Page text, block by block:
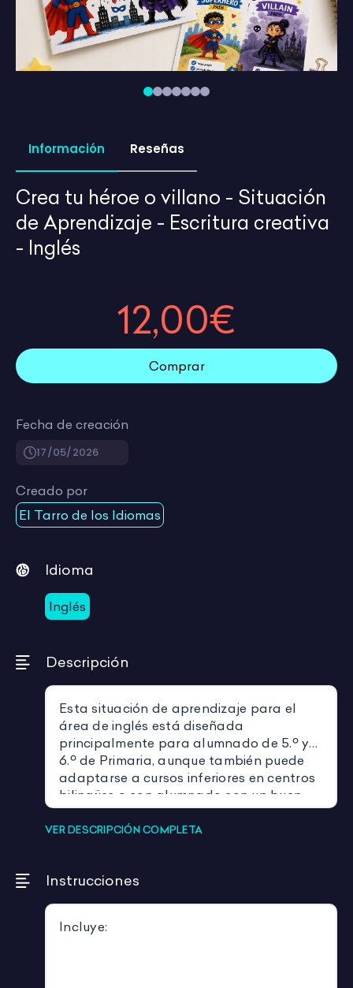
Información Reseñas
Crea tu héroe o villano - Situación
de Aprendizaje - Escritura creativa
- Inglés
Fecha de creación
17/05/2026
Creado por
El Tarro de los Idiomas
Idioma
Inglés
Descripción
Esta situación de aprendizaje para el
área de inglés está diseñada
principalmente para alumnado de 5.º y
6.º de Primaria, aunque también puede
adaptarse a cursos inferiores en centros
bilingües o con alumnado con un buen
nivel de competencia lingüística en inglés.
El recurso incluye PowerPoints para cinco
superhéroe o villano. A través de
adjetivos, vocabulario y expresión oral y
VER DESCRIPCIÓN COMPLETA
Instrucciones
Incluye:
12,00€
Comprar